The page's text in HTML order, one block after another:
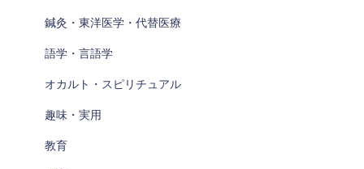
鍼灸・東洋医学・代替医療
語学・言語学
オカルト・スピリチュアル
趣味・実用
教育